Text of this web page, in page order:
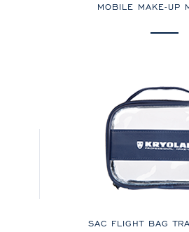
MOBILE MAKE-UP
SAC FLIGHT BAG